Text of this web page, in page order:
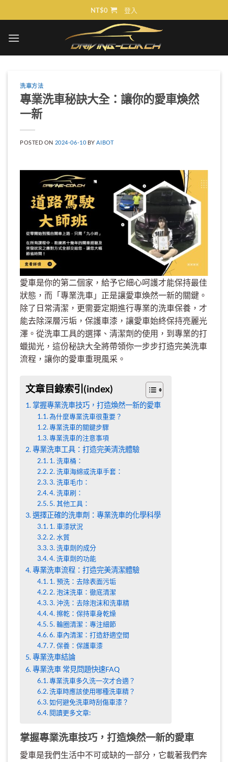
to
NT$0 登入
洗車方法
專業洗車秘訣大全：讓你的愛車煥然
一新
POSTED ON 2024-06-10 BY AIBOT
愛車是你的第二個家，給予它細心呵護才能保持最佳
狀態，而「專業洗車」正是讓愛車煥然一新的關鍵。
除了日常清潔，更需要定期進行專業的洗車保養，才
能去除深層污垢，保護車漆，讓愛車始終保持亮麗光
澤。從洗車工具的選擇、清潔劑的使用，到專業的打
蠟拋光，這份秘訣大全將帶領你一步步打造完美洗車
流程，讓你的愛車重現風采。
文章目錄索引(index)
掌握專業洗車技巧，打造煥然一新的愛車
為什麼專業洗車很重要？
專業洗車的關鍵步驟
專業洗車的注意事項
專業洗車工具：打造完美清洗體驗
1. 洗車桶：
2. 洗車海綿或洗車手套：
3. 洗車毛巾：
4. 洗車刷：
5. 其他工具：
選擇正確的洗車劑：專業洗車的化學科學
1. 車漆狀況
2. 水質
3. 洗車劑的成分
4. 洗車劑的功能
專業洗車流程：打造完美清潔體驗
1. 預洗：去除表面污垢
2. 泡沫洗車：徹底清潔
3. 沖洗：去除泡沫和洗車精
4. 擦乾：保持車身乾燥
5. 輪圈清潔：專注細節
6. 車內清潔：打造舒適空間
7. 保養：保護車漆
專業洗車結論
專業洗車 常見問題快速FAQ
專業洗車多久洗一次才合適？
洗車時應該使用哪種洗車精？
如何避免洗車時刮傷車漆？
閱讀更多文章:
掌握專業洗車技巧，打造煥然一新的愛車
愛車是我們生活中不可或缺的一部分，它載著我們奔